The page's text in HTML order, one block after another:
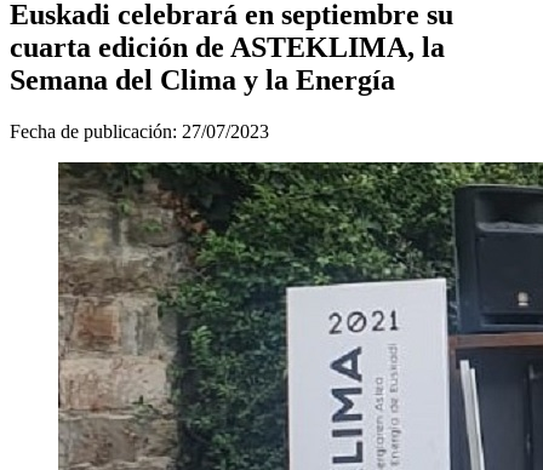
Euskadi celebrará en septiembre su
cuarta edición de ASTEKLIMA, la
Semana del Clima y la Energía
Fecha de publicación: 27/07/2023